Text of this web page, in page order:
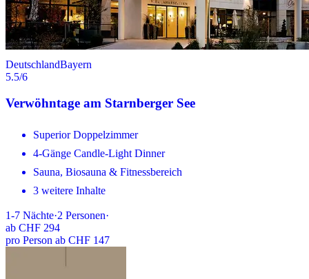
DeutschlandBayern
5.5/6
Verwöhntage am Starnberger See
Superior Doppelzimmer
4-Gänge Candle-Light Dinner
Sauna, Biosauna & Fitnessbereich
3 weitere Inhalte
1-7 Nächte·2 Personen·
ab CHF 294
pro Person ab CHF 147